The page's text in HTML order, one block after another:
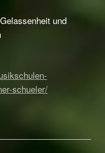
und
schueler/